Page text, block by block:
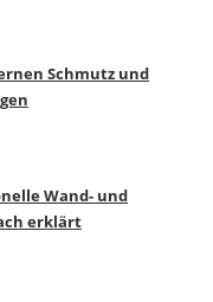
Schmutz und
Wand- und
erklärt